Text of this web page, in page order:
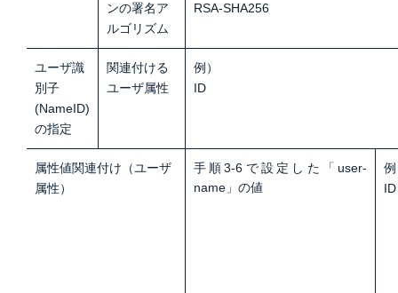
ンの署名ア
ルゴリズム
RSA-SHA256
ユーザ識
別子
(NameID)
の指定
関連付ける
ユーザ属性
例）
ID
属性値関連付け（ユーザ
属性）
手順3-6で設定した「user-
name」の値
ID